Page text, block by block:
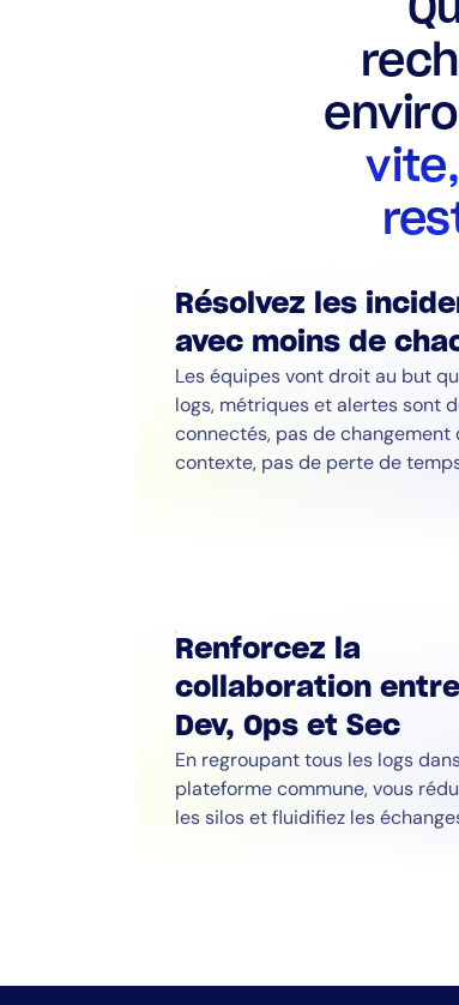
Résolvez les
avec moins de
Les équipes vont droit au but
logs, métriques et alertes sont
connectés, pas de changement
contexte, pas de perte de
Renforcez la
collaboration entre
Dev, Ops et Sec
En regroupant tous les logs
plateforme commune, vous
les silos et fluidifiez les